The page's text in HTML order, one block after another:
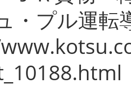
・プル運転